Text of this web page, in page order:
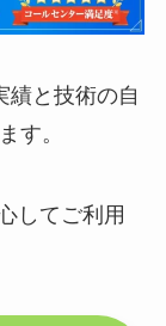
績と技術の自
す。
してご利用